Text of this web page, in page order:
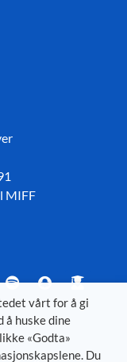
MIFF
vårt for å gi
å huske dine
«Godta»
Du